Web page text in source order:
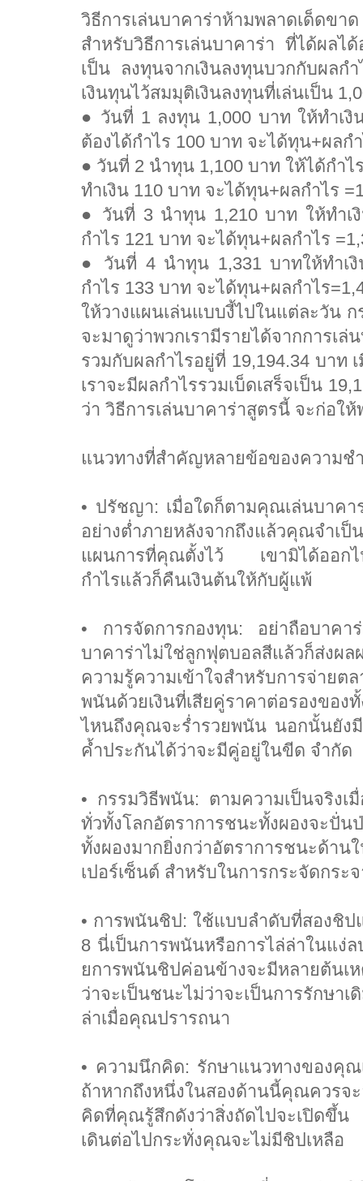
วิธีการเล่นบาคาร่าห้ามพลาดเด็ดขาด
สำหรับวิธีการเล่นบาคาร่า ที่ได้ผลไ
เป็น ลงทุนจากเงินลงทุนบวกกับผลก
เงินทุนไว้สมมุติเงินลงทุนที่เล่นเป็น
● วันที่ 1 ลงทุน 1,000 บาท ให้ทำเงิ
ต้องได้กำไร 100 บาท จะได้ทุน+ผลก
● วันที่ 2 นำทุน 1,100 บาท ให้ได้กำไ
ทำเงิน 110 บาท จะได้ทุน+ผลกำไร
● วันที่ 3 นำทุน 1,210 บาท ให้ทำเ
กำไร 121 บาท จะได้ทุน+ผลกำไร
● วันที่ 4 นำทุน 1,331 บาทให้ทำเ
กำไร 133 บาท จะได้ทุน+ผลกำไร
ให้วางแผนเล่นแบบงี้ไปในแต่ละวัน
จะมาดูว่าพวกเรามีรายได้จากการเ
รวมกับผลกำไรอยู่ที่ 19,194.34 บาท
เราจะมีผลกำไรรวมเบ็ดเสร็จเป็น
ว่า วิธีการเล่นบาคาร่าสูตรนี้ จะก่อใ
แนวทางที่สำคัญหลายข้อของความช
• ปรัชญา: เมื่อใดก็ตามคุณเล่นบาคา
อย่างต่ำภายหลังจากถึงแล้วคุณจำเ
แผนการที่คุณตั้งไว้ เขามิได้ออกไป
กำไรแล้วก็คืนเงินต้นให้กับผู้แพ้
• การจัดการกองทุน: อย่าถือบาคาร่
บาคาร่าไม่ใช่ลูกฟุตบอลสีแล้วก็ส่งผ
ความรู้ความเข้าใจสำหรับการจ่า
พนันด้วยเงินที่เสียคู่ราคาต่อรองขอ
ไหนถึงคุณจะร่ำรวยพนัน นอกนั้นยัง
ค้ำประกันได้ว่าจะมีคู่อยู่ในขีด จำกัด
• กรรมวิธีพนัน: ตามความเป็นจริงเ
ทั่วทั้งโลกอัตราการชนะทั้งผองจะปั่
ทั้งผองมากยิ่งกว่าอัตราการชนะด้า
เปอร์เซ็นต์ สำหรับในการกระจัดกร
• การพนันชิป: ใช้แบบลำดับที่สองชิป
8 นี่เป็นการพนันหรือการไล่ล่าในแง่
ยการพนันชิปค่อนข้างจะมีหลายต้นเ
ว่าจะเป็นชนะไม่ว่าจะเป็นการรักษ
ล่าเมื่อคุณปรารถนา
• ความนึกคิด: รักษาแนวทางของคุณ
ถ้าหากถึงหนึ่งในสองด้านนี้คุณควรจ
คิดที่คุณรู้สึกดังว่าสิ่งถัดไปจะเปิดขึ้น
เดินต่อไปกระทั่งคุณจะไม่มีชิปเหลือ